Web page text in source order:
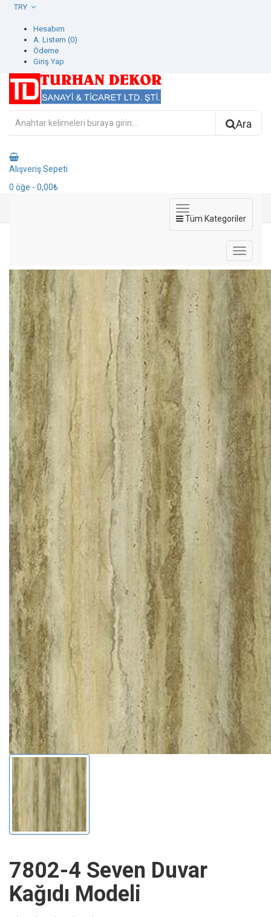
Hesabım
A. Listem (0)
Ödeme
Giriş Yap
Ara
Alışveriş Sepeti
0 öğe - 0,00₺
Tüm Kategoriler
7802-4 Seven Duvar
Kağıdı Modeli